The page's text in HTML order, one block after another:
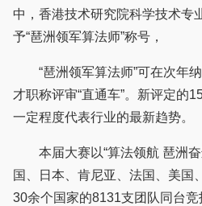
中，香港技术研究院科学技术专
予“琶洲领军算法师”称号，
“琶洲领军算法师”可在次年纳
才职称评审“直通车”。新评定的
一定程度代表行业的最新趋势。
本届大赛以“算法领航 琶洲奋
国、日本、肯尼亚、法国、美国
30余个国家的8131支团队同台